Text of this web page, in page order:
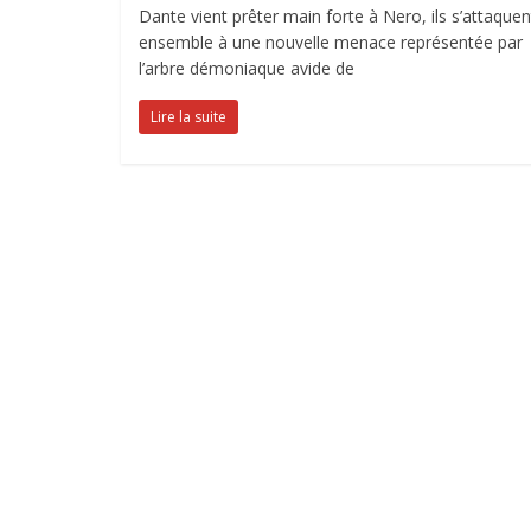
Dante vient prêter main forte à Nero, ils
ensemble à une nouvelle menace représentée par
l’arbre démoniaque avide de
Lire la suite